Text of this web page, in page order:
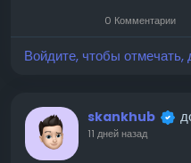
0 Комментарии
Войдите, чтобы отмечать,
skankhub
11 дней назад